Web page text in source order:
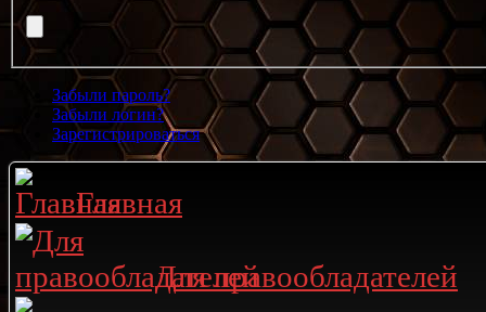
Забыли пароль?
Забыли логин?
Зарегистрироваться
Главная
Для правообладателей